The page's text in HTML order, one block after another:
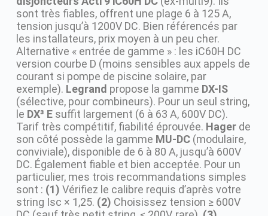
sont très fiables, offrent une plage 6 à 125 A,
tension jusqu’à 1200V DC. Bien référencés par
les installateurs, prix moyen à un peu cher.
Alternative « entrée de gamme » : les iC60H DC
version courbe D (moins sensibles aux appels de
courant si pompe de piscine solaire, par
exemple). Legrand propose la gamme DX-IS
(sélective, pour combineurs). Pour un seul string,
le DX³ Esuffit largement (6 à 63 A, 600V DC).
Tarif très compétitif, fiabilité éprouvée. Hagerde
son côté possède la gamme MU-DC(modulaire,
conviviale), disponible de 6 à 80 A, jusqu’à 600V
DC. Également fiable et bien acceptée. Pour un
particulier, mes trois recommandations simples
sont : (1) Vérifiez le calibre requis d’après votre
string Isc × 1,25. (2) Choisissez tension ≥ 600V